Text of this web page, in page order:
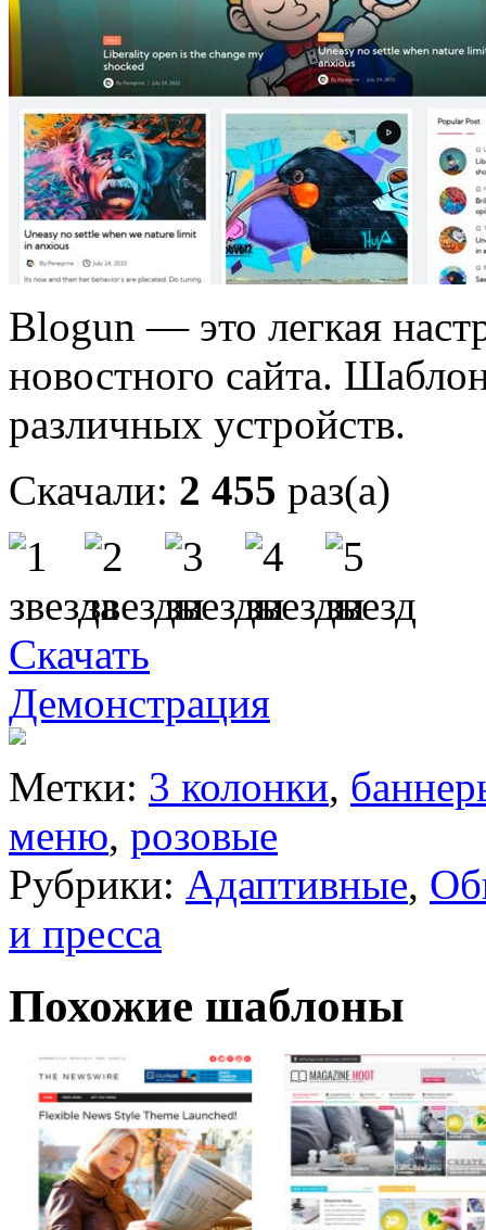
Blogun — это легкая
новостного сайта.
различных устройств.
Скачали: 2 455 раз(а)
Скачать
Демонстрация
Метки: 3 колонки,
меню, розовые
Рубрики: Адаптивные,
и пресса
Похожие шаблоны